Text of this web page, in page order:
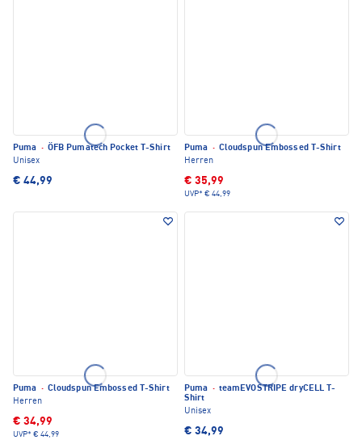
Puma · ÖFB Pumatech Pocket T-Shirt
Unisex
€ 44,99
Puma · Cloudspun Embossed T-Shirt
Herren
€ 35,99
UVP* € 44,99
Puma · Cloudspun Embossed T-Shirt
Herren
€ 34,99
UVP* € 44,99
Puma · teamEVOSTRIPE dryCELL T-
Shirt
Unisex
€ 34,99